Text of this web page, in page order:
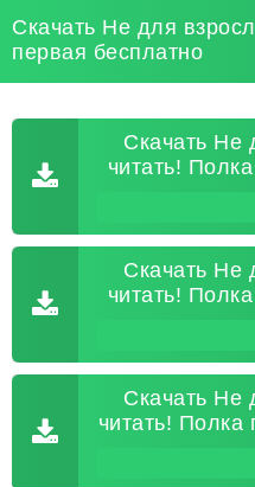
Скачать Не для
первая бесплатно
Скачать Не
читать!
Скачать Не
читать!
Скачать Не
читать!